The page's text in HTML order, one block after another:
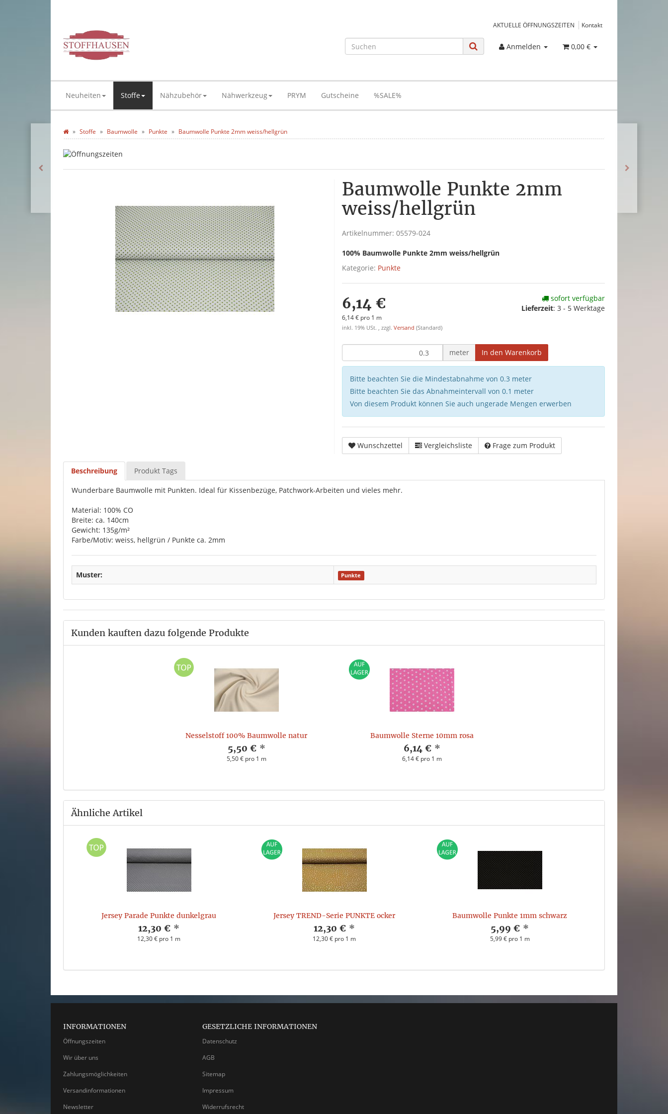
AKTUELLE ÖFFNUNGSZEITEN Kontakt
Anmelden 0,00 €
Neuheiten Stoffe Nähzubehör Nähwerkzeug PRYM Gutscheine %SALE%
Stoffe Baumwolle Punkte Baumwolle Punkte 2mm weiss/hellgrün
Baumwolle Punkte 2mm
weiss/hellgrün
Artikelnummer: 05579-024
100% Baumwolle Punkte 2mm weiss/hellgrün
Kategorie: Punkte
6,14 €
6,14 € pro 1 m
inkl. 19% USt. , zzgl. Versand (Standard)
sofort verfügbar
Lieferzeit: 3 - 5 Werktage
meter In den Warenkorb
Bitte beachten Sie die Mindestabnahme von 0.3 meter
Bitte beachten Sie das Abnahmeintervall von 0.1 meter
Von diesem Produkt können Sie auch ungerade Mengen erwerben
Wunschzettel Vergleichsliste Frage zum Produkt
Beschreibung Produkt Tags
Wunderbare Baumwolle mit Punkten. Ideal für Kissenbezüge, Patchwork-Arbeiten und vieles mehr.
Material: 100% CO
Breite: ca. 140cm
Gewicht: 135g/m²
Farbe/Motiv: weiss, hellgrün / Punkte ca. 2mm
Muster: Punkte
Kunden kauften dazu folgende Produkte
Nesselstoff 100% Baumwolle natur
5,50 € *
5,50 € pro 1 m
Baumwolle Sterne 10mm rosa
6,14 € *
6,14 € pro 1 m
Ähnliche Artikel
Jersey Parade Punkte dunkelgrau
12,30 € *
12,30 € pro 1 m
Jersey TREND-Serie PUNKTE ocker
12,30 € *
12,30 € pro 1 m
Baumwolle Punkte 1mm schwarz
5,99 € *
5,99 € pro 1 m
INFORMATIONEN
Öffnungszeiten
Wir über uns
Zahlungsmöglichkeiten
Versandinformationen
Newsletter
GESETZLICHE INFORMATIONEN
Datenschutz
AGB
Sitemap
Impressum
Widerrufsrecht